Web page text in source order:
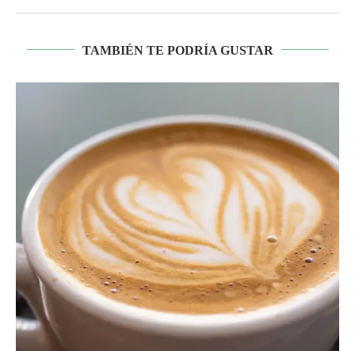
TAMBIÉN TE PODRÍA GUSTAR